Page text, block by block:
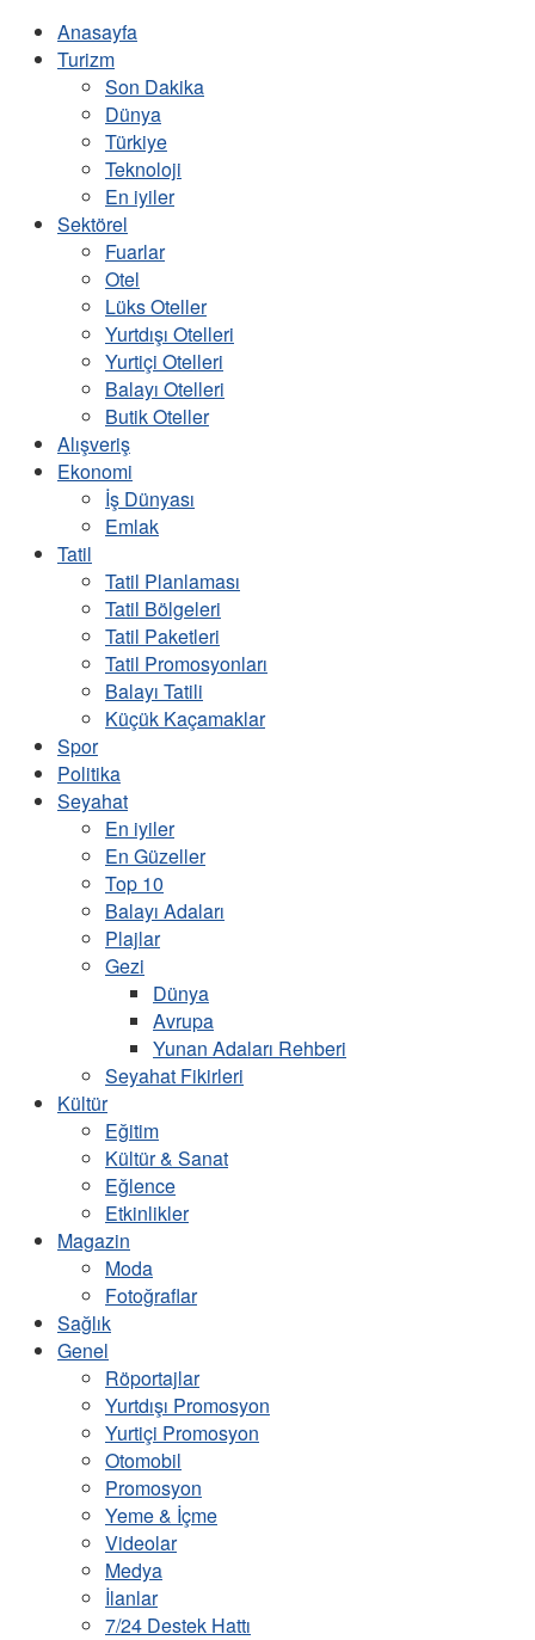
Anasayfa
Turizm
Son Dakika
Dünya
Türkiye
Teknoloji
En iyiler
Sektörel
Fuarlar
Otel
Lüks Oteller
Yurtdışı Otelleri
Yurtiçi Otelleri
Balayı Otelleri
Butik Oteller
Alışveriş
Ekonomi
İş Dünyası
Emlak
Tatil
Tatil Planlaması
Tatil Bölgeleri
Tatil Paketleri
Tatil Promosyonları
Balayı Tatili
Küçük Kaçamaklar
Spor
Politika
Seyahat
En iyiler
En Güzeller
Top 10
Balayı Adaları
Plajlar
Gezi
Dünya
Avrupa
Yunan Adaları Rehberi
Seyahat Fikirleri
Kültür
Eğitim
Kültür & Sanat
Eğlence
Etkinlikler
Magazin
Moda
Fotoğraflar
Sağlık
Genel
Röportajlar
Yurtdışı Promosyon
Yurtiçi Promosyon
Otomobil
Promosyon
Yeme & İçme
Videolar
Medya
İlanlar
7/24 Destek Hattı